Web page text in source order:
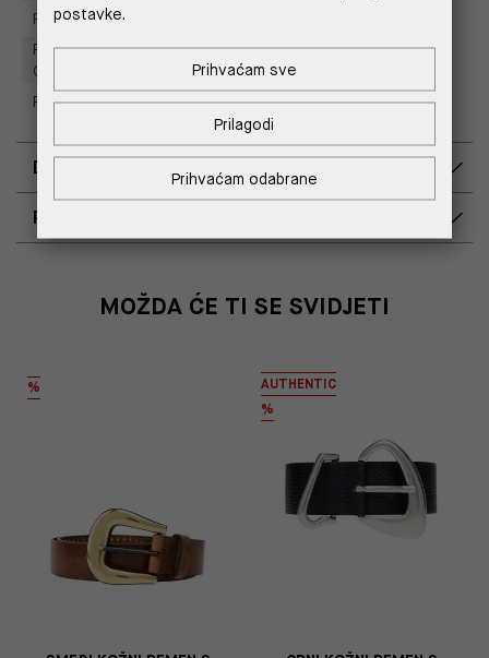
Replay Store, Supernova Zadar
Replay Outlet Store, Designer
Outlet Croatia
Replay Outlet Store, Split
DOSTAVA
POVRAT I ZAMJENA
MOŽDA ĆE TI SE SVIDJETI
%
AUTHENTIC
%
postavke.
Prihvaćam odabrane
Prilagodi
Prihvaćam sve